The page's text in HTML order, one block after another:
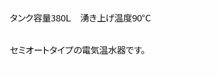
タンク容量380Ｌ 湧き上げ温度90℃
セミオートタイプの電気温水器です。